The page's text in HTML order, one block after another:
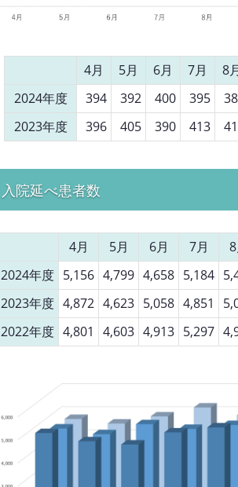
4月 5月 6月 7月
8
2024年度
394 392 400 395
2023年度
396 405 390 413
入院延べ患者数
4月 5月 6月 7月
2024年度 5,156 4,799 4,658 5,184
2023年度 4,872 4,623 5,058 4,851
2022年度 4,801 4,603 4,913 5,297